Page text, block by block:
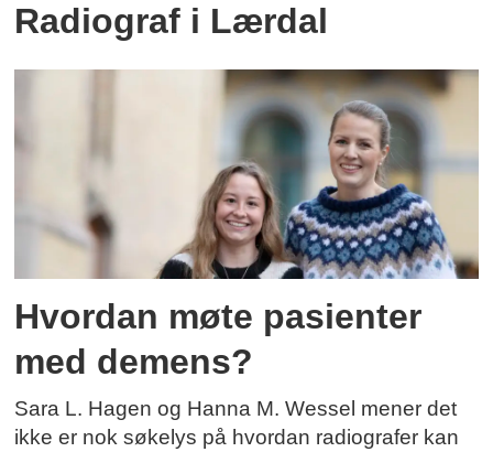
Radiograf i Lærdal
Hvordan møte pasienter
med demens?
Sara L. Hagen og Hanna M. Wessel mener det
ikke er nok søkelys på hvordan radiografer kan